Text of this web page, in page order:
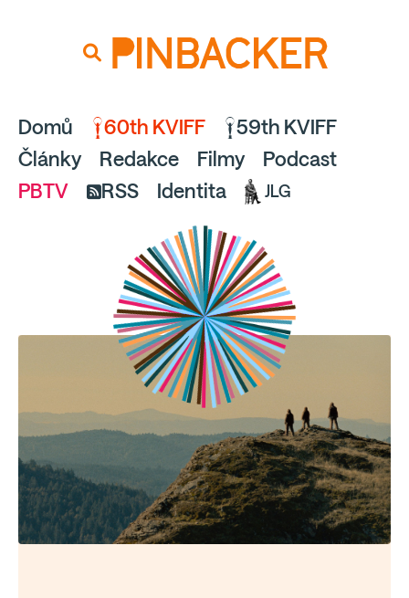
a pusťte se do čtení.
PINBACKER
Domů 60th KVIFF
59th KVIFF
Články
Redakce Filmy
Podcast
PBTV
RSS Identita JLG